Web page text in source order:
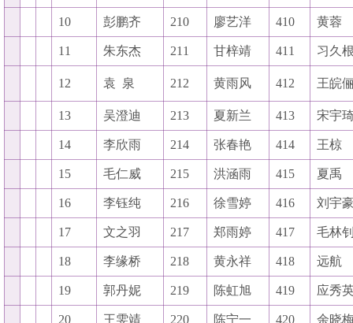
10 彭鹏齐 210 廖艺洋 410 黄蓉
11 朱东杰 211 甘梓靖 411 习久
12 袁 泉 212 黄雨风 412 王皖
13 吴澄迪 213 夏新兰 413 宋宇
14 李欣雨 214 张春艳 414 王椋
15 毛仁威 215 洪涵雨 415 夏禹
16 李钰纯 216 徐雪婷 416 刘宇
17 文之羽 217 郑雨婷 417 毛林
18 李缘桥 218 黄永祥 418 远航
19 郭丹妮 219 陈虹旭 419 应秀
20 王雯靖 220 陈宁一 420 余晓